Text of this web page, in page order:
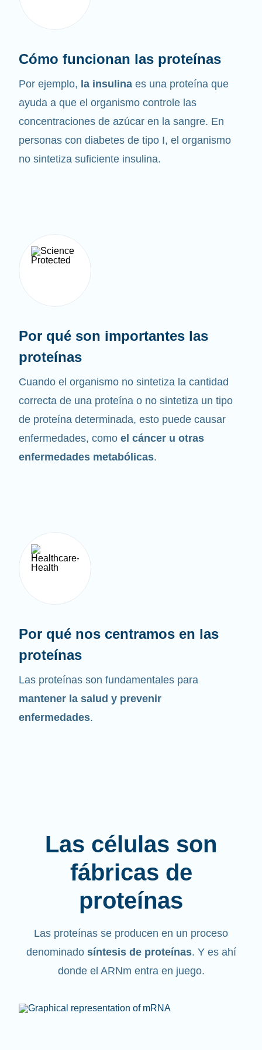
Cómo funcionan las proteínas
Por ejemplo, la insulina es una proteína que
ayuda a que el organismo controle las
concentraciones de azúcar en la sangre. En
personas con diabetes de tipo I, el organismo
no sintetiza suficiente insulina.
Por qué son importantes las
proteínas
Cuando el organismo no sintetiza la cantidad
correcta de una proteína o no sintetiza un tipo
de proteína determinada, esto puede causar
enfermedades, como el cáncer u otras
enfermedades metabólicas.
Por qué nos centramos en las
proteínas
Las proteínas son fundamentales para
mantener la salud y prevenir
enfermedades.
Las células son
fábricas de
proteínas
Las proteínas se producen en un proceso
denominado síntesis de proteínas. Y es ahí
donde el ARNm entra en juego.